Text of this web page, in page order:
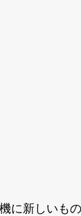
に新しいも